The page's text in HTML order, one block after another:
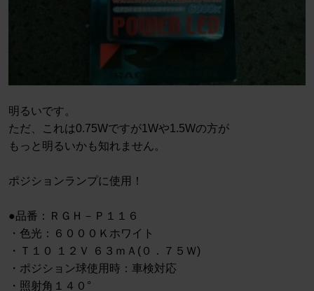
明るいです。
ただ、これは0.75Wですが1Wや1.5Wの方が
もっと明るいかも知れません。
ポジションランプに使用！
●品番：ＲＧＨ－Ｐ１１６
・色光：６０００Ｋホワイト
・Ｔ１０ １２Ｖ ６３ｍＡ(０．７５Ｗ)
・ポジション球使用時：車検対応
・照射角１４０°